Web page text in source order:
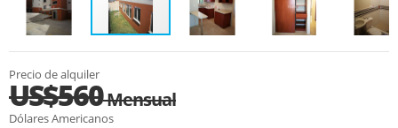
Precio de alquiler
US$560Mensual
Dólares Americanos